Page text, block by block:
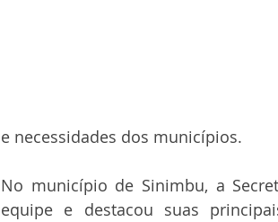
e necessidades dos municípios.
No município de Sinimbu, a
equipe e destacou suas